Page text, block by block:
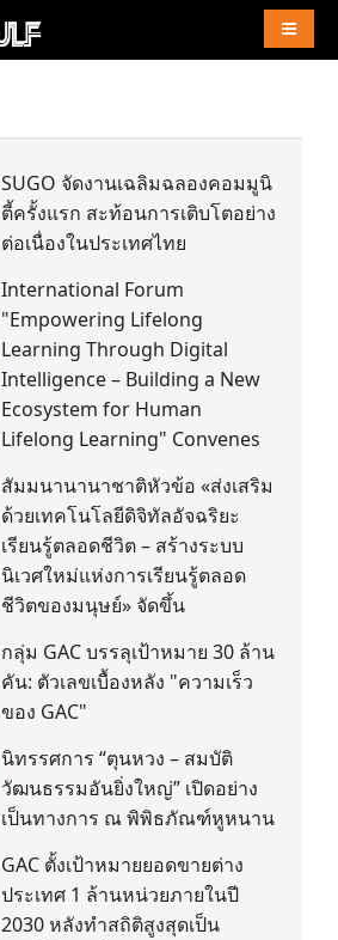
SUGO จัดงานเฉลิมฉลองคอมมูนิ
ตี้ครั้งแรก สะท้อนการเติบโตอย่าง
ต่อเนื่องในประเทศไทย
International Forum
"Empowering Lifelong
Learning Through Digital
Intelligence – Building a New
Ecosystem for Human
Lifelong Learning" Convenes
สัมมนานานาชาติหัวข้อ «ส่งเสริม
ด้วยเทคโนโลยีดิจิทัลอัจฉริยะ
เรียนรู้ตลอดชีวิต – สร้างระบบ
นิเวศใหม่แห่งการเรียนรู้ตลอด
ชีวิตของมนุษย์» จัดขึ้น
กลุ่ม GAC บรรลุเป้าหมาย 30 ล้าน
คัน: ตัวเลขเบื้องหลัง "ความเร็ว
ของ GAC"
นิทรรศการ “ตุนหวง – สมบัติ
วัฒนธรรมอันยิ่งใหญ่” เปิดอย่าง
เป็นทางการ ณ พิพิธภัณฑ์หูหนาน
GAC ตั้งเป้าหมายยอดขายต่าง
ประเทศ 1 ล้านหน่วยภายในปี
2030 หลังทำสถิติสูงสุดเป็น